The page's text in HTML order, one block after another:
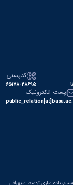
کدپستی
۶۵۱۷۸-۳۸۶۹۵
پست الکترونیک
است.پیاده سازی توسط سپهرافزار